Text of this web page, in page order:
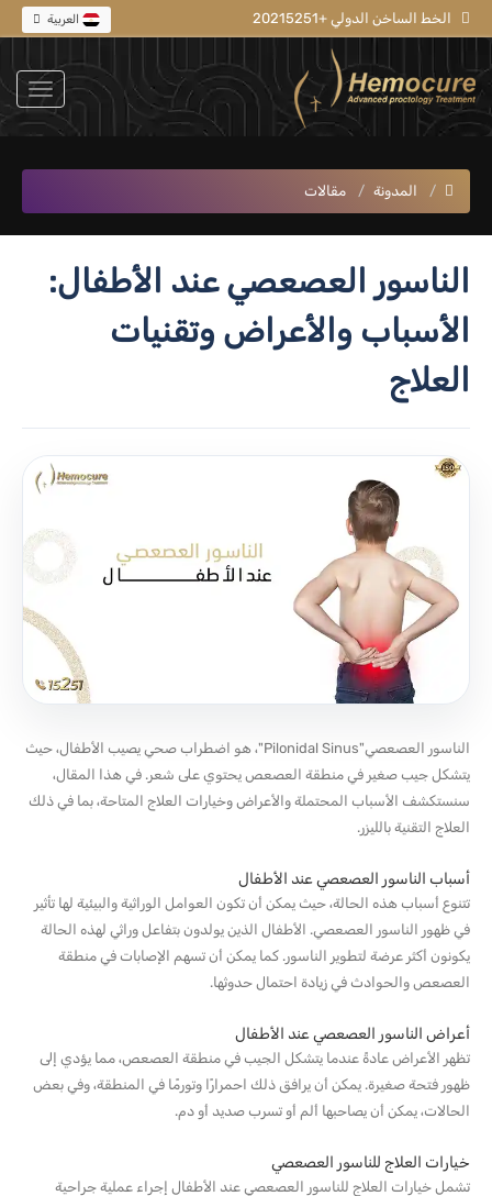
الخط الساخن الدولي +20215251
المدونة مقالات
الناسور العصعصي عند الأطفال:
الأسباب والأعراض وتقنيات
العلاج
الناسور العصعصي"Pilonidal Sinus"، هو اضطراب صحي يصيب الأطفال، حيث
يتشكل جيب صغير في منطقة العصعص يحتوي على شعر. في هذا المقال،
سنستكشف الأسباب المحتملة والأعراض وخيارات العلاج المتاحة، بما في ذلك
العلاج التقنية بالليزر.
أسباب الناسور العصعصي عند الأطفال
تتنوع أسباب هذه الحالة، حيث يمكن أن تكون العوامل الوراثية والبيئية لها تأثير
في ظهور الناسور العصعصي. الأطفال الذين يولدون بتفاعل وراثي لهذه الحالة
يكونون أكثر عرضة لتطوير الناسور. كما يمكن أن تسهم الإصابات في منطقة
العصعص والحوادث في زيادة احتمال حدوثها.
أعراض الناسور العصعصي عند الأطفال
تظهر الأعراض عادةً عندما يتشكل الجيب في منطقة العصعص، مما يؤدي إلى
ظهور فتحة صغيرة. يمكن أن يرافق ذلك احمرارًا وتورمًا في المنطقة، وفي بعض
الحالات، يمكن أن يصاحبها ألم أو تسرب صديد أو دم.
خيارات العلاج للناسور العصعصي
تشمل خيارات العلاج للناسور العصعصي عند الأطفال إجراء عملية جراحية